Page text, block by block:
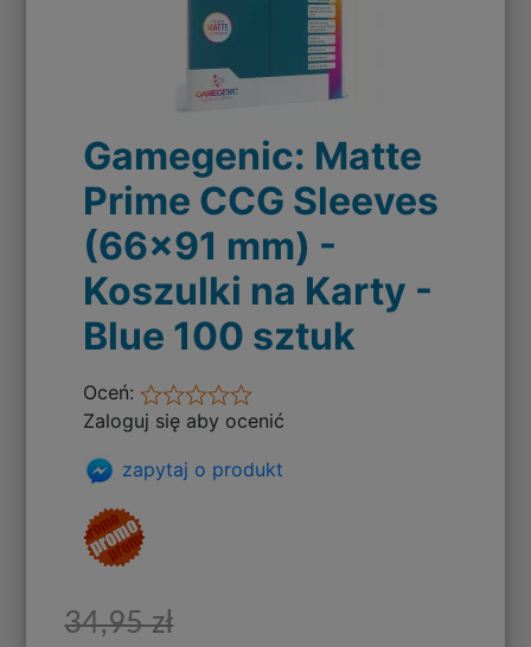
Gamegenic: Matte
Prime CCG Sleeves
(66x91 mm) -
Koszulki na Karty -
Blue 100 sztuk
Oceń:
Zaloguj się aby ocenić
zapytaj o produkt
34,95 zł